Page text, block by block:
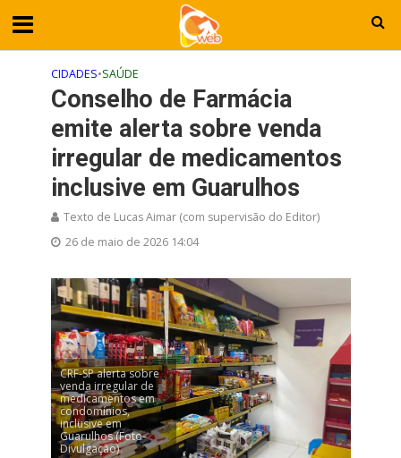
CIDADES•SAÚDE
Conselho de Farmácia
emite alerta sobre venda
irregular de medicamentos
inclusive em Guarulhos
Texto de Lucas Aimar (com supervisão do Editor)
26 de maio de 2026 14:04
CRF-SP alerta sobre
venda irregular de
medicamentos em
condomínios,
inclusive em
Guarulhos (Foto-
Divulgação)